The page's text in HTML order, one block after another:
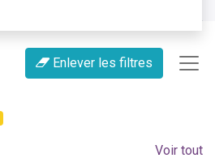
Enlever les filtres
Voir tout